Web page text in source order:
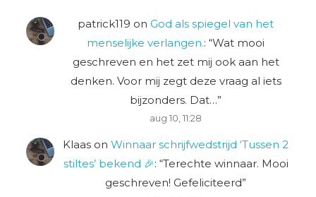
patrick119 on God als spiegel van het
menselijke verlangen.: “Wat mooi
geschreven en het zet mij ook aan het
denken. Voor mij zegt deze vraag al iets
bijzonders. Dat…”
aug 10, 11:28
Klaas on Winnaar schrijfwedstrijd ‘Tussen 2
stiltes’ bekend 🎉: “Terechte winnaar. Mooi
geschreven! Gefeliciteerd”